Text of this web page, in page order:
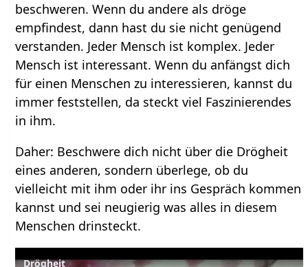
beschweren. Wenn du andere als dröge
empfindest, dann hast du sie nicht genügend
verstanden. Jeder Mensch ist komplex. Jeder
Mensch ist interessant. Wenn du anfängst dich
für einen Menschen zu interessieren, kannst du
immer feststellen, da steckt viel Faszinierendes
in ihm.
Daher: Beschwere dich nicht über die Drögheit
eines anderen, sondern überlege, ob du
vielleicht mit ihm oder ihr ins Gespräch kommen
kannst und sei neugierig was alles in diesem
Menschen drinsteckt.
Drögheit